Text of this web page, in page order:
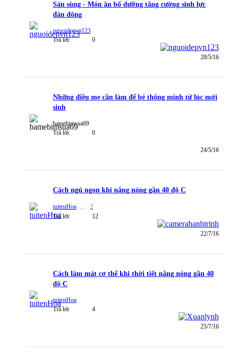
Sán sùng - Món ăn bổ dưỡng tăng cường sinh lực
đàn đông
nguoidepvn123
Trả lời:
0
28/5/16
Những điều mẹ cần làm để bé thông minh từ lúc mới
sinh
bamebimsua69
Trả lời:
0
24/5/16
Cách ngủ ngon khi nắng nóng gần 40 độ C
tuitenHoa ...
2
Trả lời:
12
22/7/16
Cách làm mát cơ thể khi thời tiết nắng nóng gần 40
độ C
tuitenHoa
Trả lời:
4
25/7/16